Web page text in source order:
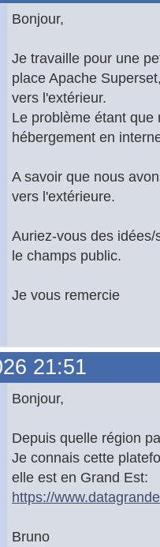
Bonjour,
Je travaille pour une
place Apache
vers l'extérieur.
Le problème étant
hébergement en
A savoir que nous
vers l'extérieure.
Auriez-vous des
le champs public.
Je vous remercie
21:51
Bonjour,
Depuis quelle région
Je connais cette
elle est en Grand Est:
https://
Bruno